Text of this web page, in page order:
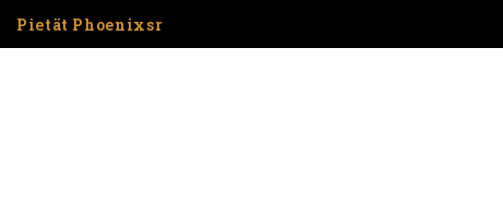
Pietät Phoenixsr